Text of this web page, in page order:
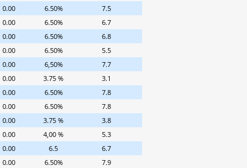
0.00 6.50%
7.5
0.00 6.50%
6.7
0.00 6.50%
6.8
0.00 6.50%
5.5
0.00 6,50%
7.7
0.00 3.75 %
3.1
0.00 6.50%
7.8
0.00 6.50%
7.8
0.00 3.75 %
3.8
0.00 4,00 %
5.3
0.00 6.5
6.7
0.00 6.50% 7.9